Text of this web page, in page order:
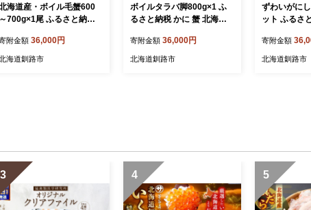
海道産・ボイル毛蟹600
～700g×1尾 ふるさと納税
附金額 36,000円
海道釧路市
ボイルタラバ脚800g×1 ふ
るさと納税 かに 蟹 北海道
寄附金額 36,000円
北海道釧路市
ずわいがに
ット ふるさ
寄附金額
北海道釧路市
3 4 5